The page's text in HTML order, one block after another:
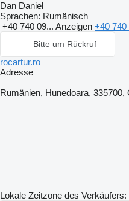
Dan Daniel
Sprachen: Rumänisch
+40 740 09... Anzeigen +40 740
Bitte um Rückruf
rocartur.ro
Adresse
Rumänien, Hunedoara,
Lokale Zeitzone des